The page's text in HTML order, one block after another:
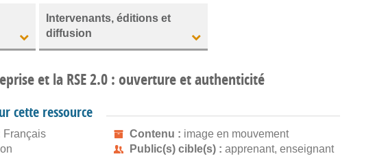
Intervenants, éditions et
diffusion
et la RSE 2.0 : ouverture et authenticité
cette ressource
Français
Contenu : image en mouvement
Public(s) cible(s) : apprenant, enseignant